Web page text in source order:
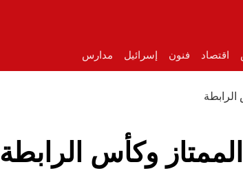
اقتصاد فنون إسرائيل مدارس
وكأس الرابطة